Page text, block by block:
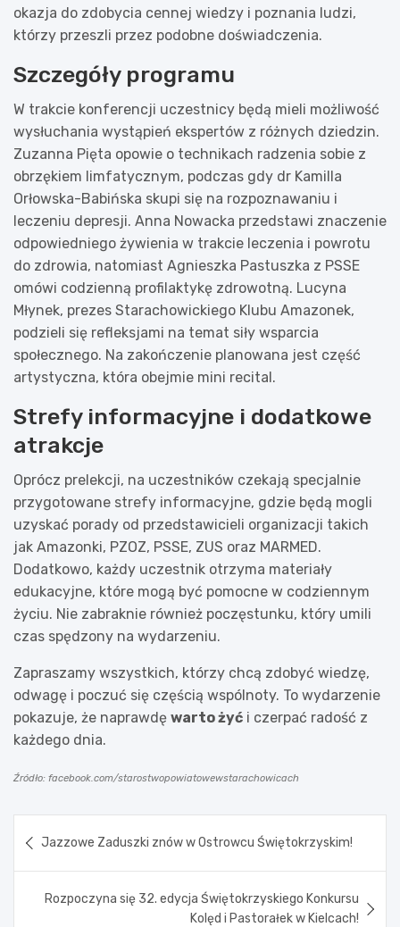
okazja do zdobycia cennej wiedzy i poznania ludzi,
którzy przeszli przez podobne doświadczenia.
Szczegóły programu
W trakcie konferencji uczestnicy będą mieli możliwość
wysłuchania wystąpień ekspertów z różnych dziedzin.
Zuzanna Pięta opowie o technikach radzenia sobie z
obrzękiem limfatycznym, podczas gdy dr Kamilla
Orłowska-Babińska skupi się na rozpoznawaniu i
leczeniu depresji. Anna Nowacka przedstawi znaczenie
odpowiedniego żywienia w trakcie leczenia i powrotu
do zdrowia, natomiast Agnieszka Pastuszka z PSSE
omówi codzienną profilaktykę zdrowotną. Lucyna
Młynek, prezes Starachowickiego Klubu Amazonek,
podzieli się refleksjami na temat siły wsparcia
społecznego. Na zakończenie planowana jest część
artystyczna, która obejmie mini recital.
Strefy informacyjne i dodatkowe
atrakcje
Oprócz prelekcji, na uczestników czekają specjalnie
przygotowane strefy informacyjne, gdzie będą mogli
uzyskać porady od przedstawicieli organizacji takich
jak Amazonki, PZOZ, PSSE, ZUS oraz MARMED.
Dodatkowo, każdy uczestnik otrzyma materiały
edukacyjne, które mogą być pomocne w codziennym
życiu. Nie zabraknie również poczęstunku, który umili
czas spędzony na wydarzeniu.
Zapraszamy wszystkich, którzy chcą zdobyć wiedzę,
odwagę i poczuć się częścią wspólnoty. To wydarzenie
pokazuje, że naprawdę warto żyć i czerpać radość z
każdego dnia.
Źródło: facebook.com/starostwopowiatowewstarachowicach
wpisu
Jazzowe Zaduszki znów w Ostrowcu Świętokrzyskim!
Rozpoczyna się 32. edycja Świętokrzyskiego Konkursu
Kolęd i Pastorałek w Kielcach!